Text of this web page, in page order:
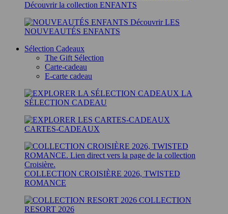
Découvrir la collection ENFANTS
Découvrir LES
NOUVEAUTÉS ENFANTS
Sélection Cadeaux
The Gift Sélection
Carte-cadeau
E-carte cadeau
LA
SÉLECTION CADEAU
CARTES-CADEAUX
COLLECTION CROISIÈRE 2026, TWISTED
ROMANCE
COLLECTION
RESORT 2026